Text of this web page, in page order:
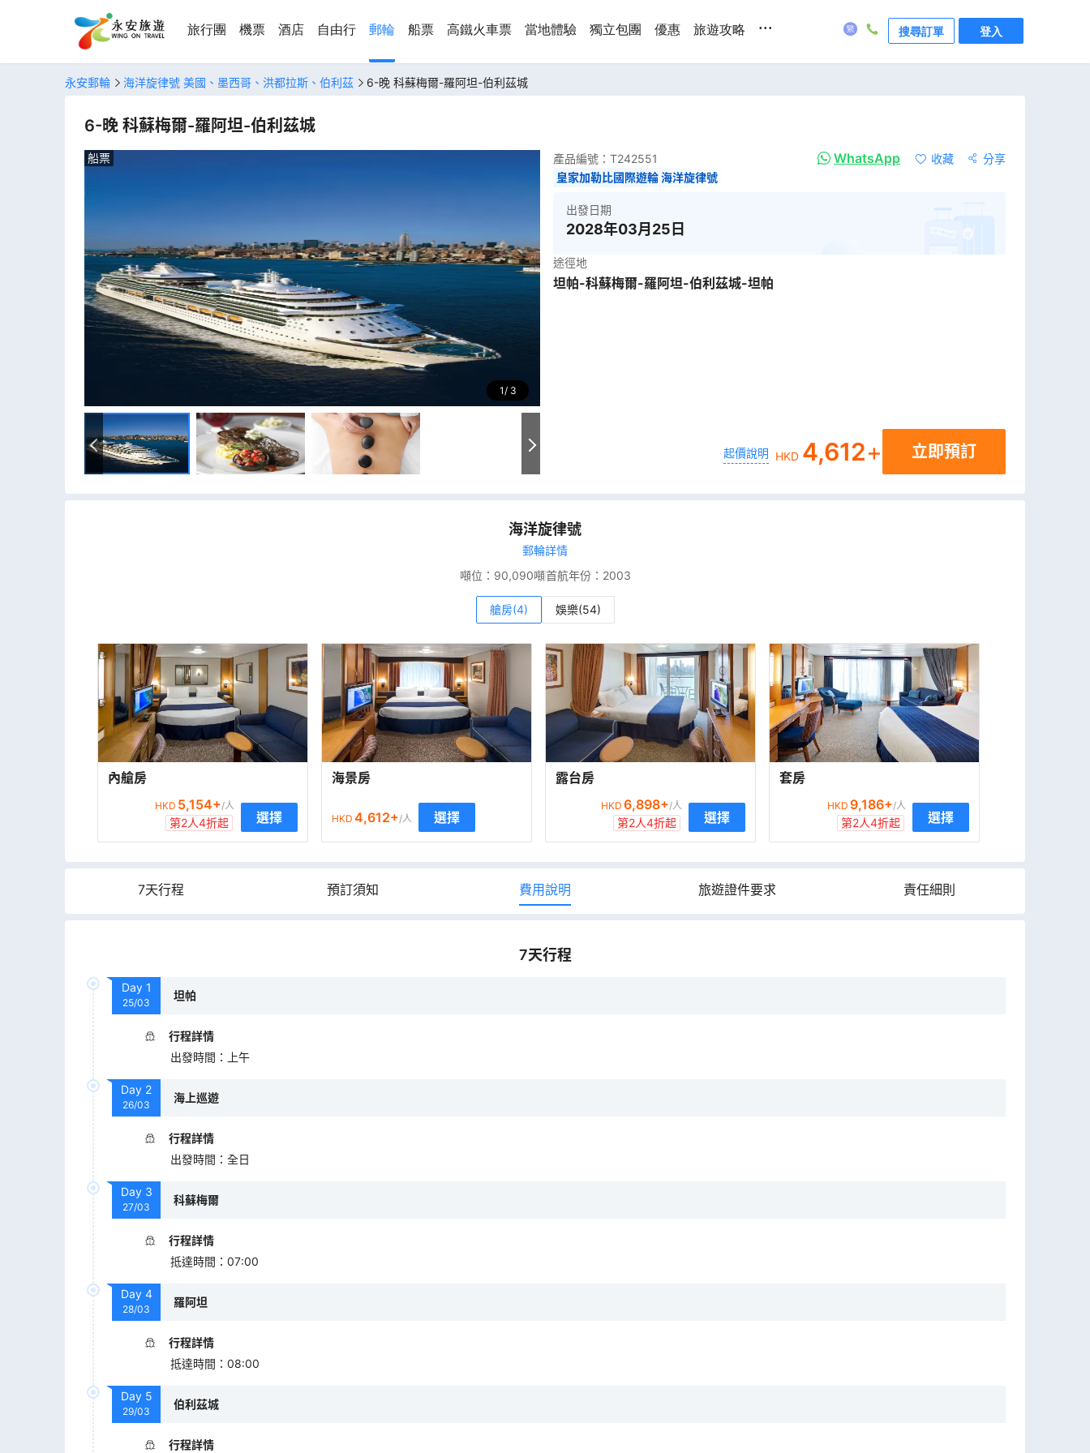
旅行團 機票 酒店 自由行 郵輪 船票 高鐵火車票 當地體驗 獨立包團 優惠 旅遊攻略 ... 搜尋訂單 登入
永安郵輪 海洋旋律號 美國、墨西哥、洪都拉斯、伯利茲 6-晚 科蘇梅爾-羅阿坦-伯利茲城
6-晚 科蘇梅爾-羅阿坦-伯利茲城
1 3
船票 產品編號： T242551 WhatsApp 收藏
分享
皇家加勒比國際遊輪 海洋旋律號
出發日期
2028年03月25日
途徑地
坦帕-科蘇梅爾-羅阿坦-伯利茲城-坦帕
起價說明 HKD 4,612+ 立即預訂
海洋旋律號
郵輪詳情
噸位： 90,090噸首航年份： 2003
艙房(4) 娛樂(54)
內艙房
HKD 5,154+/人
第2人4折起 選擇
海景房
HKD 4,612+/人 選擇
露台房
HKD 6,898+/人
第2人4折起 選擇
套房
HKD 9,186+/人
第2人4折起 選擇
7天行程 預訂須知 費用說明 旅遊證件要求 責任細則
7天行程
Day 1
25/03
坦帕
行程詳情
出發時間 ： 上午
Day 2
26/03
海上巡遊
行程詳情
出發時間 ： 全日
Day 3
27/03
科蘇梅爾
行程詳情
抵達時間 ： 07:00
Day 4
28/03
羅阿坦
行程詳情
抵達時間 ： 08:00
Day 5
29/03
伯利茲城
行程詳情